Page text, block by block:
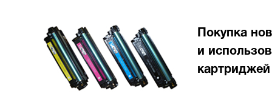
Покупка
и
картриджей